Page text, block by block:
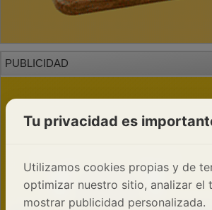
PUBLICIDAD
Tu privacidad es
Utilizamos cookies propias y de
optimizar nuestro sitio, analizar el
mostrar publicidad personalizada.